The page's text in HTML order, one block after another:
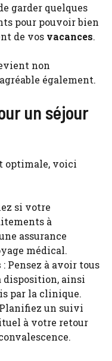
garder quelques
pour pouvoir bien
de vos vacances.
non
également.
un séjour
optimale, voici
si votre
à
assurance
médical.
: Pensez à avoir tous
disposition, ainsi
par la clinique.
un suivi
à votre retour